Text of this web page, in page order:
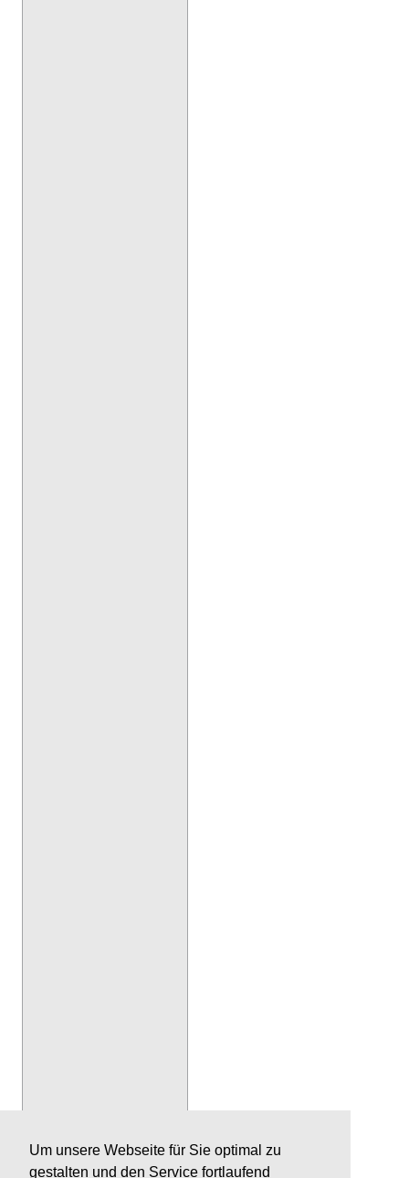
Um unsere Webseite für Sie optimal zu
gestalten und den Service fortlaufend